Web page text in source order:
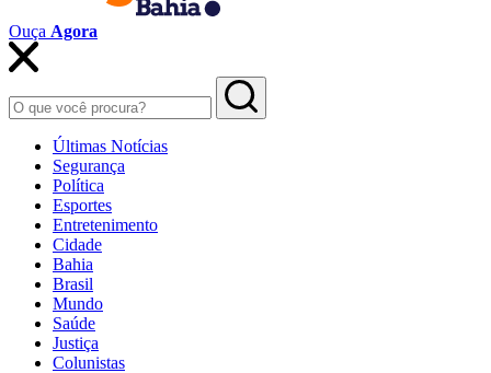
Ouça Agora
Últimas Notícias
Segurança
Política
Esportes
Entretenimento
Cidade
Bahia
Brasil
Mundo
Saúde
Justiça
Colunistas